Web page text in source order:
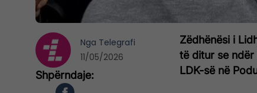
Zëdhënësi i
të ditur se
LDK-së në
Nga Telegrafi
11/05/2026